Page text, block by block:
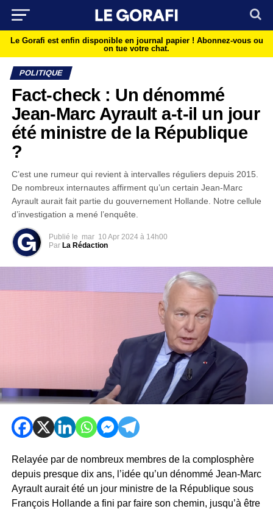
Le Gorafi est enfin disponible en journal papier ! Abonnez-vous ou
on tue votre chat.
POLITIQUE
Fact-check : Un dénommé
Jean-Marc Ayrault a-t-il un jour
été ministre de la République
?
C’est une rumeur qui revient à intervalles réguliers depuis 2015.
De nombreux internautes affirment qu’un certain Jean-Marc
Ayrault aurait fait partie du gouvernement Hollande. Notre cellule
d’investigation a mené l’enquête.
Publié le mar 10 Apr 2024 à 14h00
Par La Rédaction
Relayée par de nombreux membres de la complosphère
depuis presque dix ans, l’idée qu’un dénommé Jean-Marc
Ayrault aurait été un jour ministre de la République sous
François Hollande a fini par faire son chemin, jusqu’à être